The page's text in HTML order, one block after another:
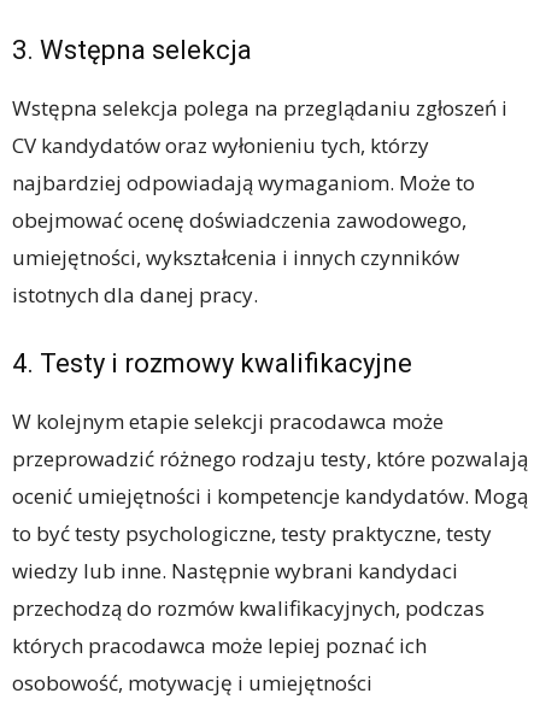
3. Wstępna selekcja
Wstępna selekcja polega na przeglądaniu zgłoszeń i
CV kandydatów oraz wyłonieniu tych, którzy
najbardziej odpowiadają wymaganiom. Może to
obejmować ocenę doświadczenia zawodowego,
umiejętności, wykształcenia i innych czynników
istotnych dla danej pracy.
4. Testy i rozmowy kwalifikacyjne
W kolejnym etapie selekcji pracodawca może
przeprowadzić różnego rodzaju testy, które pozwalają
ocenić umiejętności i kompetencje kandydatów. Mogą
to być testy psychologiczne, testy praktyczne, testy
wiedzy lub inne. Następnie wybrani kandydaci
przechodzą do rozmów kwalifikacyjnych, podczas
których pracodawca może lepiej poznać ich
osobowość, motywację i umiejętności